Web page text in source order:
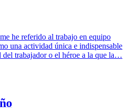
he referido al trabajo en equipo
una actividad única e indispensable
del trabajador o el héroe a la que la…